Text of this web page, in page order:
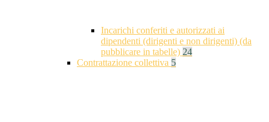
Incarichi conferiti e autorizzati ai
dipendenti (dirigenti e non dirigenti) (da
pubblicare in tabelle) 24
Contrattazione collettiva 5